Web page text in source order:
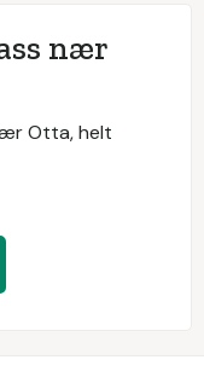
nær
Otta, helt